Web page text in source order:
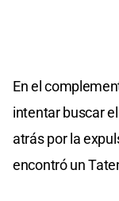
En el
intentar buscar
atrás por la
encontró un